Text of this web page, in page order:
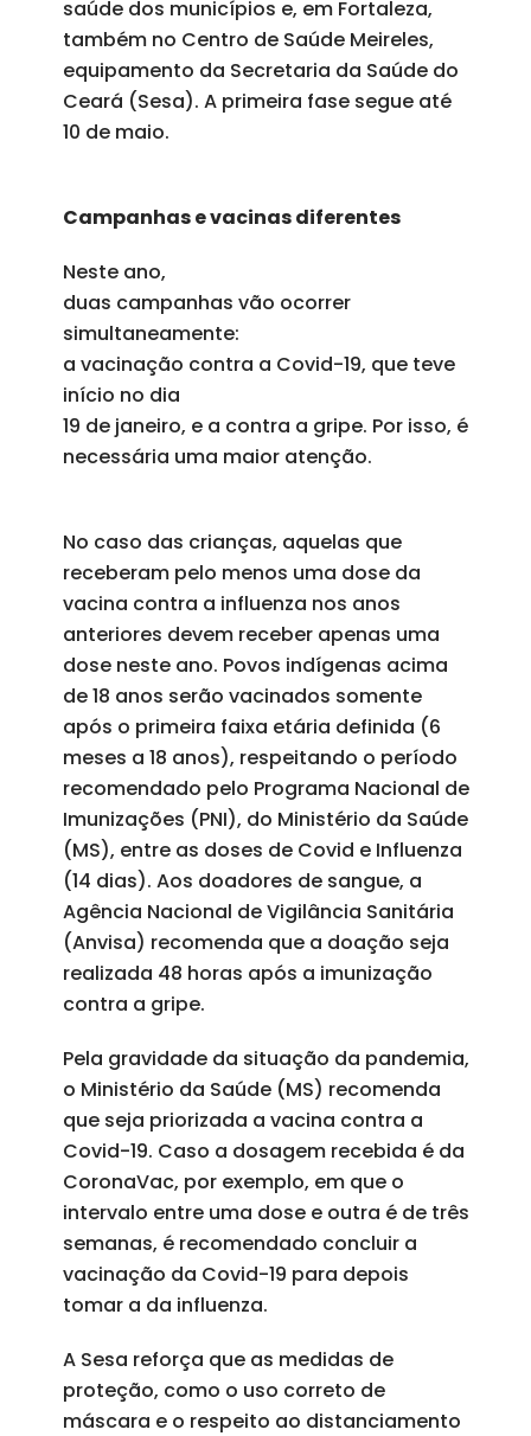
saúde dos municípios e, em Fortaleza,
também no Centro de Saúde Meireles,
equipamento da Secretaria da Saúde do
Ceará (Sesa). A primeira fase segue até
10 de maio.
Campanhas e vacinas diferentes
Neste ano,
duas campanhas vão ocorrer
simultaneamente:
a vacinação contra a Covid-19, que teve
início no dia
19 de janeiro, e a contra a gripe. Por isso, é
necessária uma maior atenção.
No caso das crianças, aquelas que
receberam pelo menos uma dose da
vacina contra a influenza nos anos
anteriores devem receber apenas uma
dose neste ano. Povos indígenas acima
de 18 anos serão vacinados somente
após o primeira faixa etária definida (6
meses a 18 anos), respeitando o período
recomendado pelo Programa Nacional de
Imunizações (PNI), do Ministério da Saúde
(MS), entre as doses de Covid e Influenza
(14 dias). Aos doadores de sangue, a
Agência Nacional de Vigilância Sanitária
(Anvisa) recomenda que a doação seja
realizada 48 horas após a imunização
contra a gripe.
Pela gravidade da situação da pandemia,
o Ministério da Saúde (MS) recomenda
que seja priorizada a vacina contra a
Covid-19. Caso a dosagem recebida é da
CoronaVac, por exemplo, em que o
intervalo entre uma dose e outra é de três
semanas, é recomendado concluir a
vacinação da Covid-19 para depois
tomar a da influenza.
A Sesa reforça que as medidas de
proteção, como o uso correto de
máscara e o respeito ao distanciamento